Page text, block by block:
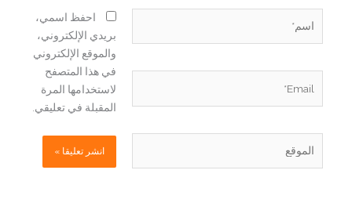
احفظ اسمي،
بريدي الإلكتروني،
والموقع الإلكتروني
في هذا المتصفح
لاستخدامها المرة
المقبلة في تعليقي.